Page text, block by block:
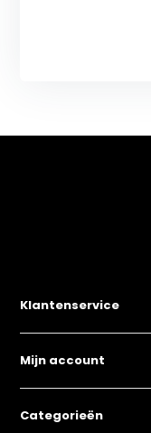
Klantenservice
Mijn account
Categorieën